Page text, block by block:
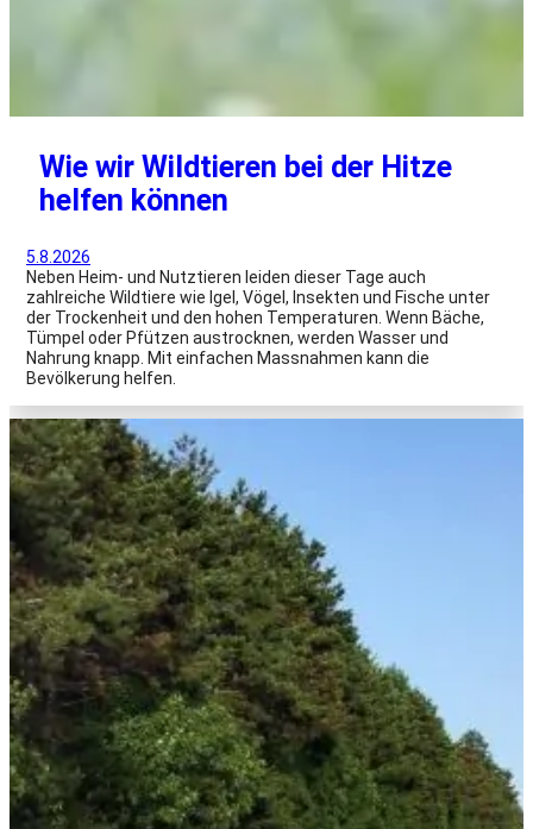
Wie wir Wildtieren bei der Hitze
helfen können
5.8.2026
Neben Heim- und Nutztieren leiden dieser Tage auch
zahlreiche Wildtiere wie Igel, Vögel, Insekten und Fische unter
der Trockenheit und den hohen Temperaturen. Wenn Bäche,
Tümpel oder Pfützen austrocknen, werden Wasser und
Nahrung knapp. Mit einfachen Massnahmen kann die
Bevölkerung helfen.